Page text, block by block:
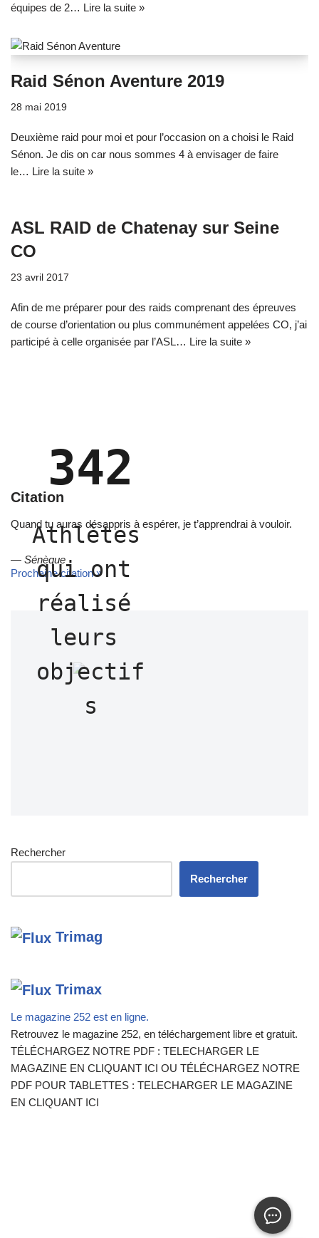
équipes de 2… Lire la suite »
Raid Sénon Aventure 2019
28 mai 2019
Deuxième raid pour moi et pour l’occasion on a choisi le Raid
Sénon. Je dis on car nous sommes 4 à envisager de faire
le… Lire la suite »
ASL RAID de Chatenay sur Seine
CO
23 avril 2017
Afin de me préparer pour des raids comprenant des épreuves
de course d’orientation ou plus communément appelées CO, j’ai
participé à celle organisée par l’ASL… Lire la suite »
Citation
Quand tu auras désappris à espérer, je t’apprendrai à vouloir.
— Sénèque
Prochaine citation »
342
Athlètes
qui ont
réalisé
leurs
objectif
s
Rechercher
Rechercher
Trimag
Trimax
Le magazine 252 est en ligne.
Retrouvez le magazine 252, en téléchargement libre et gratuit.
TÉLÉCHARGEZ NOTRE PDF : TELECHARGER LE
MAGAZINE EN CLIQUANT ICI OU TÉLÉCHARGEZ NOTRE
PDF POUR TABLETTES : TELECHARGER LE MAGAZINE
EN CLIQUANT ICI